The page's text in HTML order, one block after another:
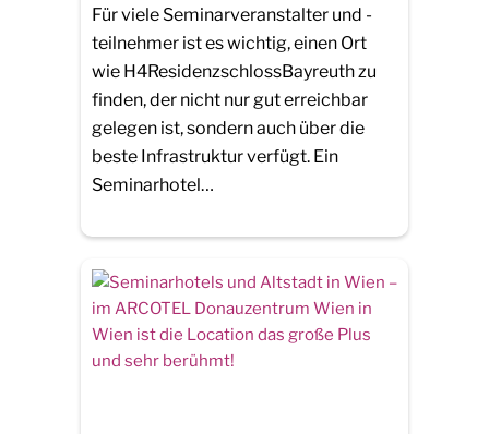
Für viele Seminarveranstalter und -
teilnehmer ist es wichtig, einen Ort
wie H4ResidenzschlossBayreuth zu
finden, der nicht nur gut erreichbar
gelegen ist, sondern auch über die
beste Infrastruktur verfügt. Ein
Seminarhotel…